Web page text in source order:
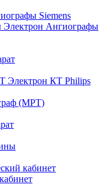
Siemens
Ангиографы
Электрон КТ Philips
(МРТ)
кабинет